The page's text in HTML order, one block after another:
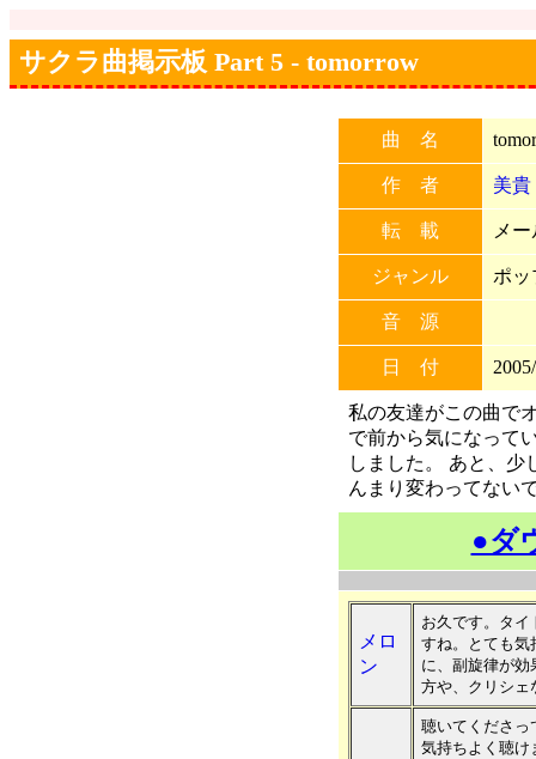
サクラ曲掲示板 Part 5 - tomorrow
曲 名
作 者 美貴
転 載 メ
ジャンル ポッ
音 源
日 付
私の友達がこの曲で
で前から気になって
しました。 あと、少
んまり変わってない
●ダ
メロ
ン
お久です。タイ
すね。とても気
に、副旋律が効
方や、クリシェ
聴いてくださっ
気持ちよく聴け